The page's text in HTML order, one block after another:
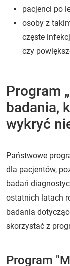
pacjenci po
osoby z
częste
czy
Program
badania,
wykryć
Państwowe
dla pacjentów,
badań
ostatnich latach
badania
skorzystać z
Program